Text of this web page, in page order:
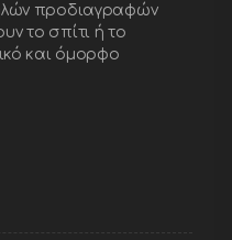
προδιαγραφών
το σπίτι ή το
και όμορφο